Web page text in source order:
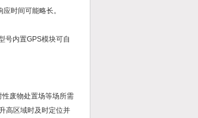
时间可能略长。
号内置GPS模块可自
废物处置场等场所需
高区域时及时定位并